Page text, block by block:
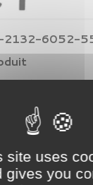
2132-6052-
2050-
site uses
gives you